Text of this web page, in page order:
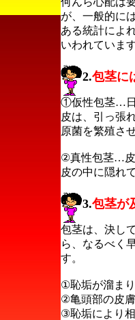
が、一般的に
ある統計によ
いわれています
2.包茎に
①仮性包茎…日
皮は、引っ張
原菌を繁殖さ
②真性包茎…皮
皮の中に隠れ
3.包茎が
包茎は、決し
ら、なるべく
す。
①恥垢が溜ま
②亀頭部の皮
③恥垢により